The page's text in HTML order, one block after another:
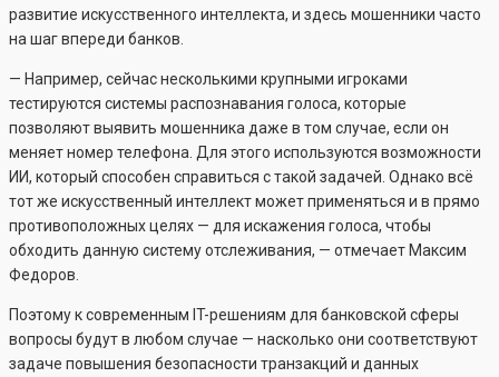
развитие искусственного интеллекта, и здесь мошенники часто
на шаг впереди банков.
— Например, сейчас несколькими крупными игроками
тестируются системы распознавания голоса, которые
позволяют выявить мошенника даже в том случае, если он
меняет номер телефона. Для этого используются возможности
ИИ, который способен справиться с такой задачей. Однако всё
тот же искусственный интеллект может применяться и в прямо
противоположных целях — для искажения голоса, чтобы
обходить данную систему отслеживания, — отмечает Максим
Федоров.
Поэтому к современным IT-решениям для банковской сферы
вопросы будут в любом случае — насколько они соответствуют
задаче повышения безопасности транзакций и данных